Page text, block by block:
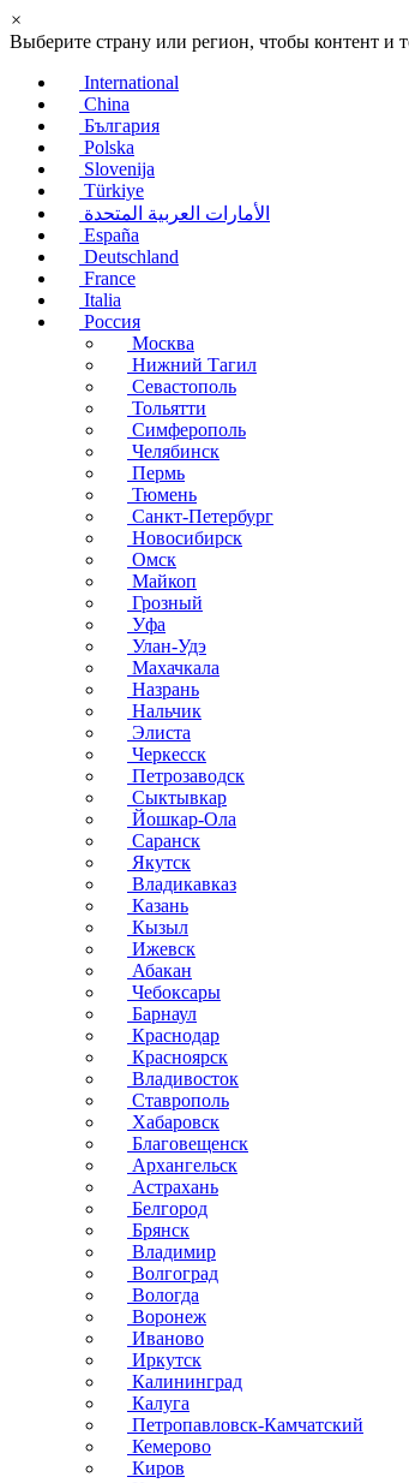
×
Выберите страну или регион, чтобы контент и
International
China
България
Polska
Slovenija
Türkiye
الأمارات العربية المتحدة
España
Deutschland
France
Italia
Россия
Москва
Нижний Тагил
Севастополь
Тольятти
Симферополь
Челябинск
Пермь
Тюмень
Санкт-Петербург
Новосибирск
Омск
Майкоп
Грозный
Уфа
Улан-Удэ
Махачкала
Назрань
Нальчик
Элиста
Черкесск
Петрозаводск
Сыктывкар
Йошкар-Ола
Саранск
Якутск
Владикавказ
Казань
Кызыл
Ижевск
Абакан
Чебоксары
Барнаул
Краснодар
Красноярск
Владивосток
Ставрополь
Хабаровск
Благовещенск
Архангельск
Астрахань
Белгород
Брянск
Владимир
Волгоград
Вологда
Воронеж
Иваново
Иркутск
Калининград
Калуга
Петропавловск-Камчатский
Кемерово
Киров